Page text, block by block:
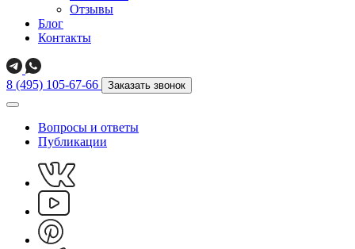
Отзывы
Блог
Контакты
8 (495) 105-67-66 Заказать звонок
Вопросы и ответы
Публикации